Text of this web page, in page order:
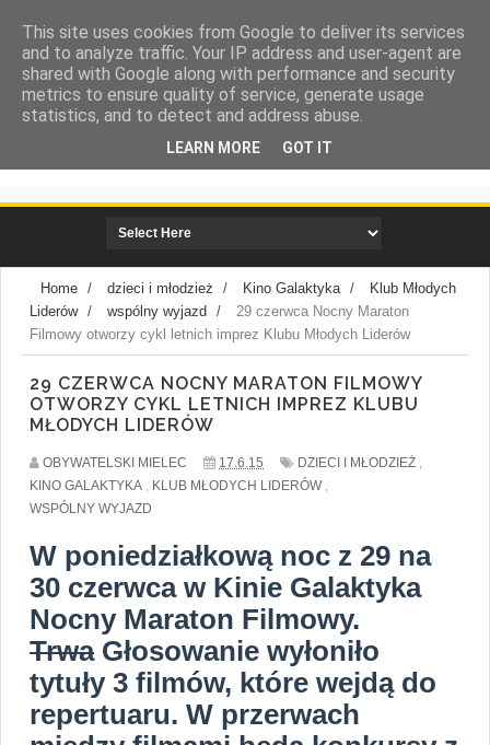
społeczna strona miasta Mielca
Home / dzieci i młodzież / Kino Galaktyka /
Klub Młodych
Liderów / wspólny wyjazd /
29 czerwca Nocny Maraton
Filmowy otworzy cykl letnich imprez Klubu Młodych Liderów
29 CZERWCA NOCNY MARATON FILMOWY
OTWORZY CYKL LETNICH IMPREZ KLUBU
MŁODYCH LIDERÓW
OBYWATELSKI MIELEC 17.6.15 DZIECI I MŁODZIEŻ ,
KINO GALAKTYKA , KLUB MŁODYCH LIDERÓW ,
WSPÓLNY WYJAZD
W poniedziałkową noc z 29 na
30 czerwca w Kinie Galaktyka
Nocny Maraton Filmowy.
TrwaGłosowanie wyłoniło
tytuły 3 filmów, które wejdą do
repertuaru. W przerwach
This site uses cookies from Google to deliver its services
and to analyze traffic. Your IP address and user-agent are
shared with Google along with performance and security
metrics to ensure quality of service, generate usage
statistics, and to detect and address abuse.
LEARN MORE GOT IT